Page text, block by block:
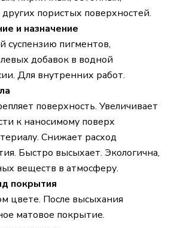
пористых поверхностей.
и назначение
суспензию пигментов,
добавок в водной
Для внутренних работ.
поверхность. Увеличивает
к наносимому поверх
Снижает расход
Быстро высыхает. Экологична,
веществ в атмосферу.
покрытия
цвете. После высыхания
матовое покрытие.